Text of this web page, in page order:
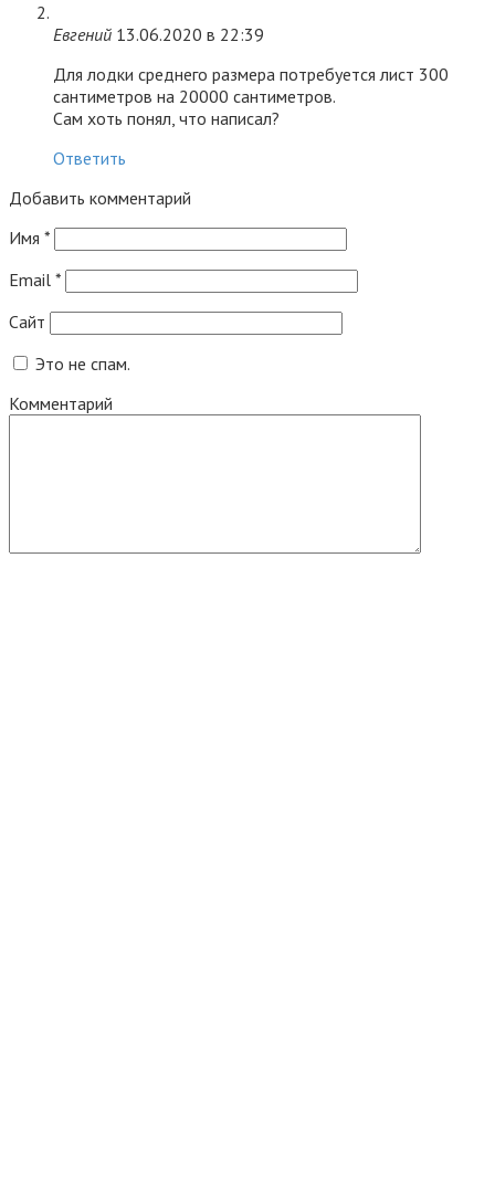
Евгений 13.06.2020 в 22:39
Для лодки среднего размера потребуется лист 300
сантиметров на 20000 сантиметров.
Сам хоть понял, что написал?
Ответить
Добавить комментарий
Имя *
Email *
Сайт
Это не спам.
Комментарий